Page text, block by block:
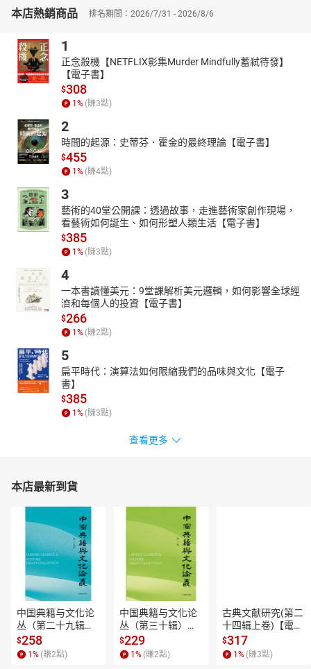
▎設定和追蹤：OKR的運行週期
的。本書詳細介紹了常見的OKR週期，從季度到年度的不同設置，
並提供了具體的設定日期和操作指引。除了設定週期，OKR的追蹤
和回饋機制也是成功的關鍵。書中提供了如何開展OKR追蹤會議和
簽到會議的具體建議，幫助企業保持恆久的目標關注和調整。
▎多樣化的應用場景：OKR的廣泛適用性
OKR不僅適用於大公司，同樣也適用於微型企業、遠端團隊、
政府機構和非營利組織。書中列舉了許多不同類型的組織如何運用
OKR來提升績效的真實案例。無論是推動創新、數位化轉型還是促
進職業發展，OKR都展示出了其強大的適應性和推動力。這些案例
為不同背景和需求的讀者提供了豐富的參考和啟示。
▎文化與未來：打造成功的OKR環境
成功的OKR實施不僅僅是技術和工具的運用，更需要企業文化
的支持。作者最後探討了如何打造一個支持OKR的企業文化，從領
導層的支持到員工的積極參與，這些都對OKR的成功至關重要。面
向未來的OKR發展，本書展望了OKR在未來勞動力中的應用，顯示
出OKR作為管理工具的持久生命力。
〔本書特色〕
本書深入探討了OKR（目標與關鍵結果）在現代企業中的應用。從
基礎概念到具體實施，幫助讀者理解和運用OKR來提升組織績效。
透過各章節的練習與實例，讀者將學會如何設計、實施和評估
OKR，並掌握推動企業文化轉型的策略。此外，書中還包含不同規
模企業、遠端團隊等的應用場景，為各類型組織提供了實用的指
導。
本店熱銷商品 排名期間：2026/7/31 - 2026/8/6
1
正念殺機【NETFLIX影集Murder Mindfully蓄弒待發】
【電子書】
$308
1 % (賺3點)
2
時間的起源：史蒂芬．霍金的最終理論【電子書】
$455
1 % (賺4點)
3
藝術的40堂公開課：透過故事，走進藝術家創作現場，
看藝術如何誕生、如何形塑人類生活【電子書】
$385
1 % (賺3點)
4
一本書讀懂美元：9堂課解析美元邏輯，如何影響全球經
濟和每個人的投資【電子書】
$266
1 % (賺2點)
5
扁平時代：演算法如何限縮我們的品味與文化【電子
書】
$385
1 % (賺3點)
查看更多
本店最新到貨
中国典籍与文化论
丛（第二十九辑）
【電子書】
$258
1 % (賺2點)
中国典籍与文化论
丛（第三十辑）
【電子書】
$229
1 % (賺2點)
古典文献研究(第二
十四辑上卷)【電子
書】
$317
1 % (賺3點)